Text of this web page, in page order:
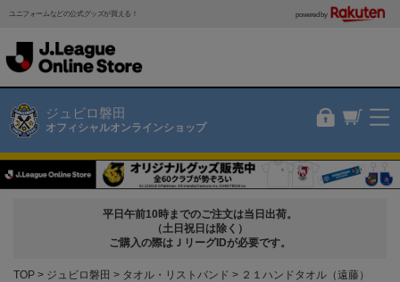
ユニフォームなどの公式グッズが買える！ powered by
ジュビロ磐田
オフィシャルオンラインショップ
平日午前10時までのご注文は当日出荷。
（土日祝日は除く）
ご購入の際はＪリーグIDが必要です。
TOP ジュビロ磐田 タオル・リストバンド ２１ハンドタオル（遠藤）